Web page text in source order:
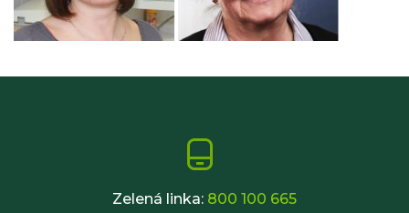
Zelená linka: 800 100 665